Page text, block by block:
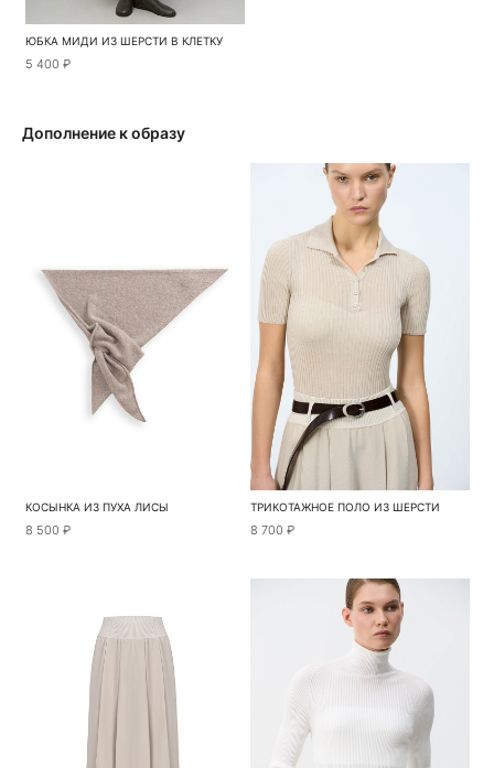
ЮБКА МИДИ ИЗ ШЕРСТИ В КЛЕТКУ
5 400 ₽
Дополнение к образу
КОСЫНКА ИЗ ПУХА ЛИСЫ
8 500 ₽
ТРИКОТАЖНОЕ ПОЛО ИЗ ШЕРСТИ
8 700 ₽